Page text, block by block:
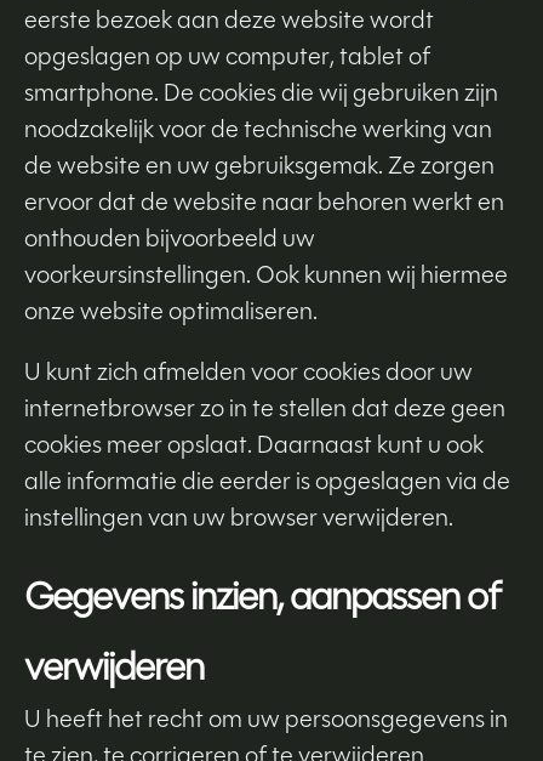
eerste bezoek aan deze website wordt
opgeslagen op uw computer, tablet of
smartphone. De cookies die wij gebruiken zijn
noodzakelijk voor de technische werking van
de website en uw gebruiksgemak. Ze zorgen
ervoor dat de website naar behoren werkt en
onthouden bijvoorbeeld uw
voorkeursinstellingen. Ook kunnen wij hiermee
onze website optimaliseren.
U kunt zich afmelden voor cookies door uw
internetbrowser zo in te stellen dat deze geen
cookies meer opslaat. Daarnaast kunt u ook
alle informatie die eerder is opgeslagen via de
instellingen van uw browser verwijderen.
Gegevens inzien, aanpassen of
verwijderen
U heeft het recht om uw persoonsgegevens in